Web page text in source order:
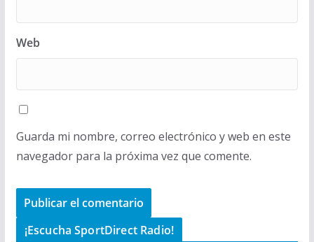
Web
Guarda mi nombre, correo electrónico y web en este
navegador para la próxima vez que comente.
¡Escucha SportDirect Radio!